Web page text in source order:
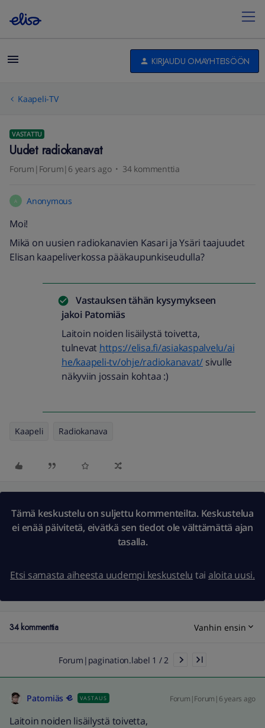
KIRJAUDU OMAYHTEISÖÖN
Kaapeli-TV
VASTATTU
Uudet radiokanavat
Forum|Forum|6 years ago 34 kommenttia
A Anonymous
Moi!
Mikä on uusien radiokanavien Kasari ja Ysäri taajuudet
Elisan kaapeliverkossa pääkaupunkiseudulla?
Vastauksen tähän kysymykseen
jakoi Patomiäs
Laitoin noiden lisäilystä toivetta,
tulnevat https://elisa.fi/asiakaspalvelu/ai
he/kaapeli-tv/ohje/radiokanavat/ sivulle
näkyviin jossain kohtaa :)
Kaapeli Radiokanava
Tämä keskustelu on suljettu kommenteilta. Keskustelua
ei enää päivitetä, eivätkä sen tiedot ole välttämättä ajan
tasalla.
Etsi samasta aiheesta uudempi keskustelu tai aloita uusi.
34 kommenttia Vanhin ensin
Forum|pagination.label 1 / 2
Patomiäs VASTAUS Forum|Forum|6 years ago
Laitoin noiden lisäilystä toivetta,